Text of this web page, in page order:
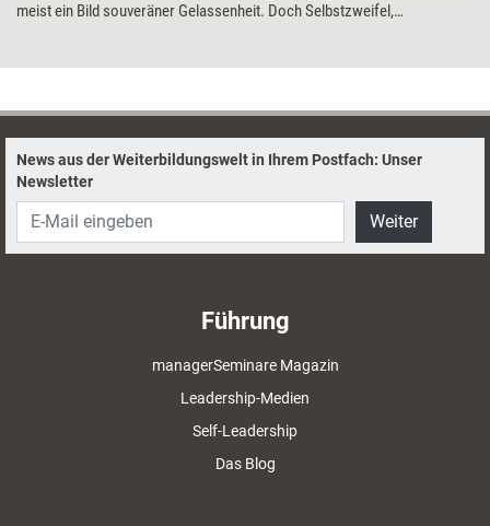
meist ein Bild souveräner Gelassenheit. Doch Selbstzweifel,
News aus der Weiterbildungswelt in Ihrem Postfach: Unser
Newsletter
Weiter
Führung
managerSeminare Magazin
Leadership-Medien
Self-Leadership
Das Blog